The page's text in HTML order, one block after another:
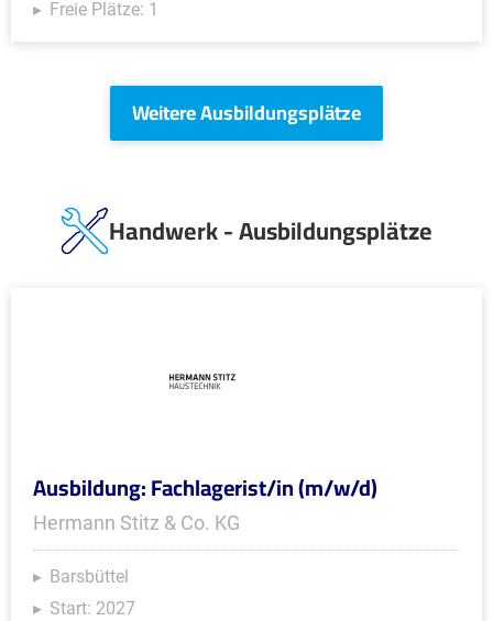
Freie Plätze: 1
Weitere Ausbildungsplätze
Handwerk - Ausbildungsplätze
Ausbildung: Fachlagerist/in (m/w/d)
Hermann Stitz & Co. KG
Barsbüttel
Start: 2027